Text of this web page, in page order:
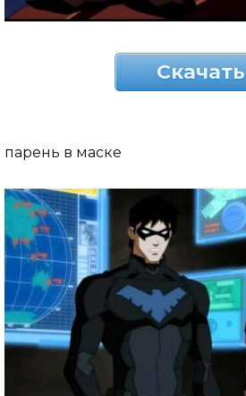
Скачать
парень в маске